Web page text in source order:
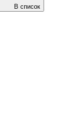
В список